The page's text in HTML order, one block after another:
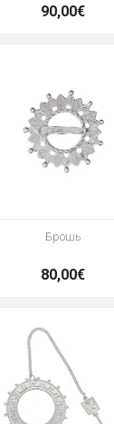
90,00€
Брошь
80,00€